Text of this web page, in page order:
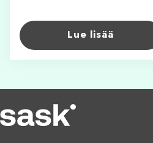
Lue lisää